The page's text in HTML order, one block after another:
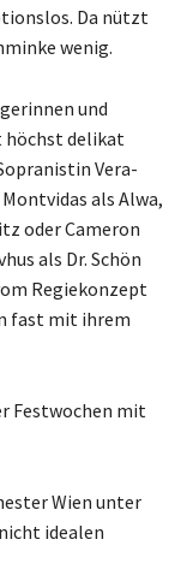
Da nützt
wenig.
und
höchst delikat
Vera-
als Alwa,
oder Cameron
als Dr. Schön
Regiekonzept
fast mit ihrem
Festwochen mit
Wien unter
idealen